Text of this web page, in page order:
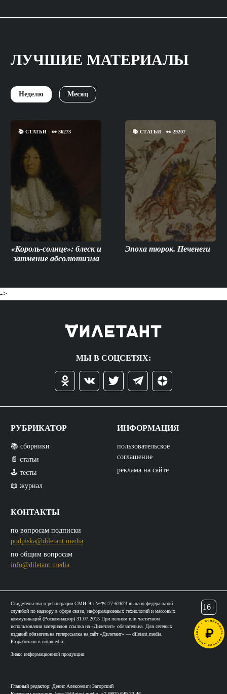
ЛУЧШИЕ МАТЕРИАЛЫ
Неделю Месяц
📚 СТАТЬИ 👀 36273
«Король-солнце»: блеск и
затмение абсолютизма
📚СТАТЬИ 👀29207
Эпоха тюрок. Печенеги
->
МЫ В СОЦСЕТЯХ:
РУБРИКАТОР
📚 сборники
📄 статьи
🕹️ тесты
📖 журнал
КОНТАКТЫ
по вопросам подписки
podpiska@diletant.media
по общим вопросам
info@diletant.media
ИНФОРМАЦИЯ
пользовательское
соглашение
реклама на сайте
Свидетельство о регистрации СМИ Эл №ФС77-62623 выдано федеральной
службой по надзору в сфере связи, информационных технологий и массовых
коммуникаций (Роскомнадзор) 31.07.2015 При полном или частичном
использовании материалов ссылка на «Дилетант» обязательна. Для сетевых
изданий обязательна гиперссылка на сайт «Дилетант» — diletant.media.
Разработано в notamedia
Знакс информационной продукции:
Главный редактор: Денис Алексеевич Загорский
16+